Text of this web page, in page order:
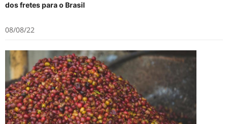
dos fretes para o Brasil
08/08/22